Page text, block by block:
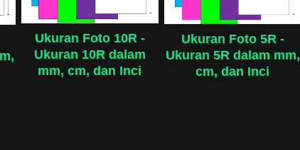
Ukuran Foto 10R -
Ukuran 10R dalam
mm, cm, dan Inci
Ukuran Foto 5R -
Ukuran 5R dalam mm,
cm, dan Inci